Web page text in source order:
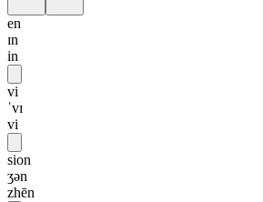
en
ɪn
in
vi
ˈvɪ
vi
sion
ʒən
zhēn